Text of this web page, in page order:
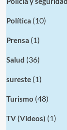
Política (10)
Prensa (1)
Salud (36)
sureste(1)
Turismo (48)
TV (Videos) (1)